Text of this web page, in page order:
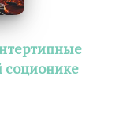
соционике